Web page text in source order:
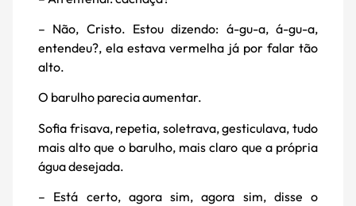
– Não, Cristo. Estou dizendo: á-gu-a, á-gu-a,
entendeu?, ela estava vermelha já por falar tão
alto.
O barulho parecia aumentar.
Sofia frisava, repetia, soletrava, gesticulava, tudo
mais alto que o barulho, mais claro que a própria
água desejada.
– Está certo, agora sim, agora sim, disse o